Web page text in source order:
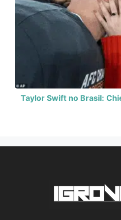
Taylor Swift no Brasil: